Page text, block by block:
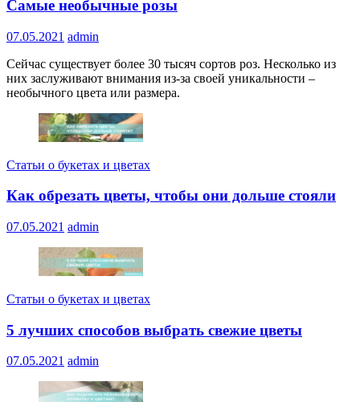
Самые необычные розы
07.05.2021 admin
Сейчас существует более 30 тысяч сортов роз. Несколько из
них заслуживают внимания из-за своей уникальности –
необычного цвета или размера.
Статьи о букетах и цветах
Как обрезать цветы, чтобы они дольше стояли
07.05.2021 admin
Статьи о букетах и цветах
5 лучших способов выбрать свежие цветы
07.05.2021 admin